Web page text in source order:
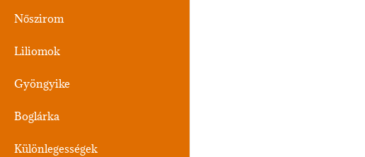
Nőszirom
Liliomok
Gyöngyike
Boglárka
Különlegességek